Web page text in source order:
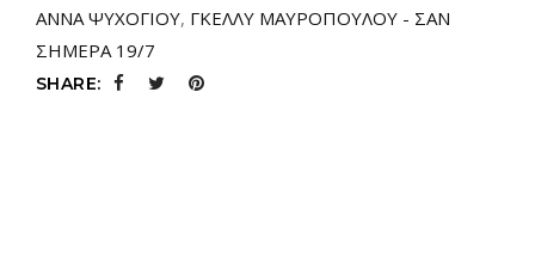
ΑΝΝΑ ΨΥΧΟΓΙΟΥ, ΓΚΕΛΛΥ ΜΑΥΡΟΠΟΥΛΟΥ - ΣΑΝ
ΣΗΜΕΡΑ 19/7
SHARE: